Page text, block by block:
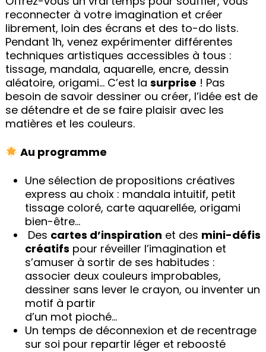
reconnecter à votre imagination et créer
librement, loin des écrans et des to-do lists.
Pendant 1h, venez expérimenter différentes
techniques artistiques accessibles à tous :
tissage, mandala, aquarelle, encre, dessin
aléatoire, origami… C’est la surprise ! Pas
besoin de savoir dessiner ou créer, l’idée est de
se détendre et de se faire plaisir avec les
matières et les couleurs.
Au programme
Une sélection de propositions créatives
express au choix : mandala intuitif, petit
tissage coloré, carte aquarellée, origami
bien-être…
Des cartes d’inspiration et des mini-défis
créatifs pour réveiller l’imagination et
s’amuser à sortir de ses habitudes :
associer deux couleurs improbables,
dessiner sans lever le crayon, ou inventer un
motif à partir
d’un mot pioché…
Un temps de déconnexion et de recentrage
sur soi pour repartir léger et reboosté